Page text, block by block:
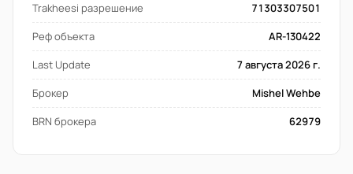
Trakheesi разрешение
71303307501
Реф объекта
AR-130422
Last Update
7 августа 2026 г.
Брокер
Mishel Wehbe
BRN брокера
62979